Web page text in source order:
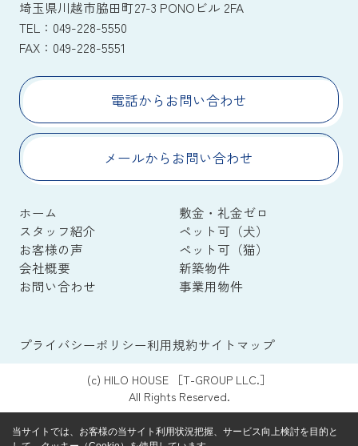
埼玉県川越市脇田町27-3 PONOビル 2FA
TEL： 049-228-5550
FAX： 049-228-5551
電話からお問い合わせ
メールからお問い合わせ
ホーム
敷金・礼金ゼロ
スタッフ紹介
ペット可（犬）
お客様の声
ペット可（猫）
会社概要
新築物件
お問い合わせ
事業用物件
プライバシーポリシー利用規約サイトマップ
(c) HILO HOUSE ［T-GROUP LLC.］
All Rights Reserved.
当サイトでは、お客様の当サイト利用状況把握、サービス向上検討を目的と